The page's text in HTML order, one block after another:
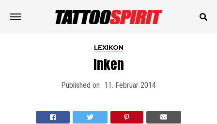
LEXIKON
Inken
Published on 11. Februar 2014